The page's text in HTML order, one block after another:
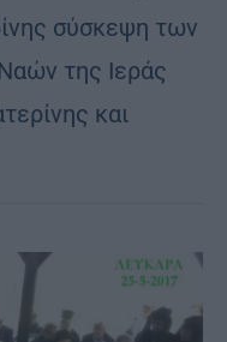
σύσκεψη των
της Ιεράς
και